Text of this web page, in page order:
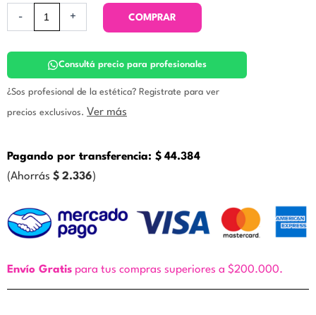
-
-
peeling.
Prodermic
cantidad
+ COMPRAR
Consultá precio para profesionales
¿Sos profesional de la estética? Registrate para ver
precios exclusivos. Ver más
Pagando por transferencia: $ 44.384
(Ahorrás $ 2.336)
Envío Gratis para tus compras superiores a $200.000.